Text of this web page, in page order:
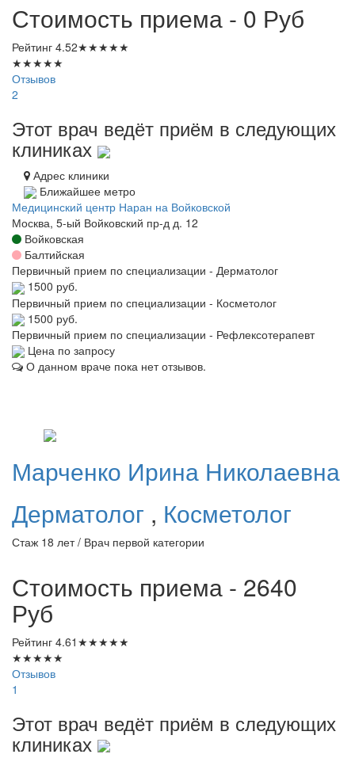
Стоимость приема - 0 Руб
Рейтинг 4.52★★★★★
★★★★★
Отзывов
2
Этот врач ведёт приём в следующих
клиниках
Адрес клиники
Ближайшее метро
Медицинский центр Наран на Войковской
Москва, 5-ый Войковский пр-д д. 12
Войковская
Балтийская
Первичный прием по специализации - Дерматолог
1500 руб.
Первичный прием по специализации - Косметолог
1500 руб.
Первичный прием по специализации - Рефлексотерапевт
Цена по запросу
О данном враче пока нет отзывов.
Марченко Ирина Николаевна
Дерматолог , Косметолог
Стаж 18 лет / Врач первой категории
Стоимость приема - 2640
Руб
Рейтинг 4.61 ★★★★★
★★★★★
Отзывов
1
Этот врач ведёт приём в следующих
клиниках